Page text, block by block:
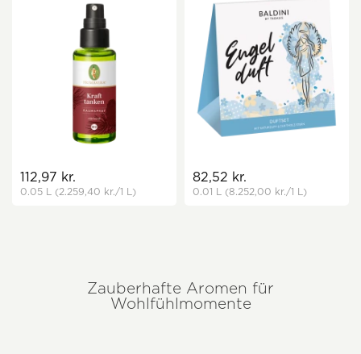
112,97 kr.
0.05 L (2.259,40 kr./1 L)
82,52 kr.
0.01 L (8.252,00 kr./1 L)
Zauberhafte Aromen für
Wohlfühlmomente